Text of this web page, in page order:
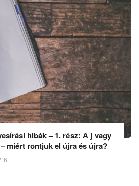
hibák – 1. rész: A j vagy
miért rontjuk el újra és újra?
6